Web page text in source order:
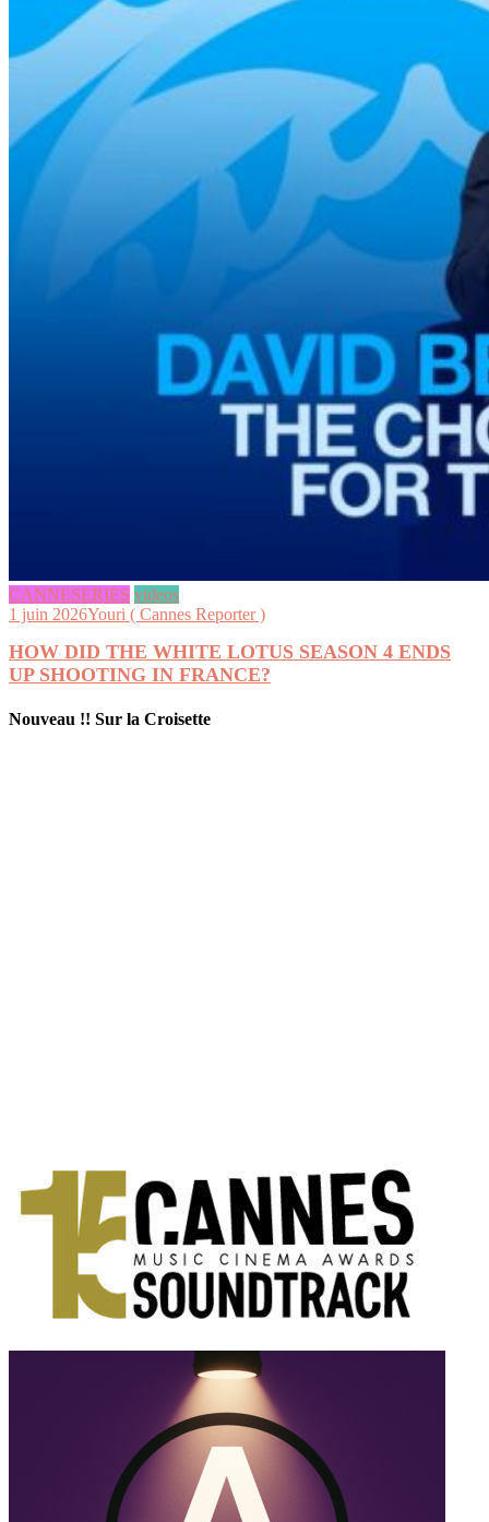
CANNESERIES videos
1 juin 2026Youri ( Cannes Reporter )
HOW DID THE WHITE LOTUS SEASON 4 ENDS
UP SHOOTING IN FRANCE?
Nouveau !! Sur la Croisette